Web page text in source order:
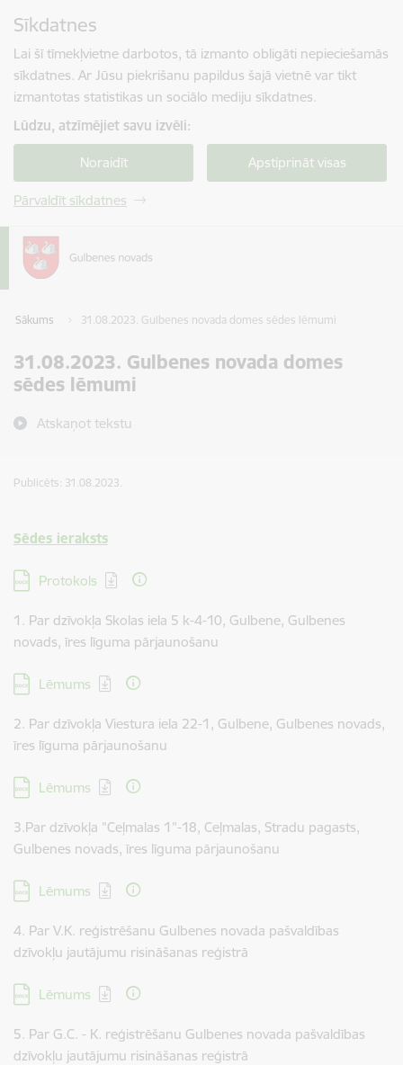
Sīkdatnes
Lai šī tīmekļvietne darbotos, tā izmanto obligāti nepieciešamās
sīkdatnes. Ar Jūsu piekrišanu papildus šajā vietnē var tikt
izmantotas statistikas un sociālo mediju sīkdatnes.
Lūdzu, atzīmējiet savu izvēli:
Noraidīt Apstiprināt visas
Pārvaldīt sīkdatnes
Sākums 31.08.2023. Gulbenes novada domes sēdes lēmumi
31.08.2023. Gulbenes novada domes
sēdes lēmumi
Atskaņot tekstu
Publicēts: 31.08.2023.
Sēdes ieraksts
Lejupielādēt:
Protokols
1. Par dzīvokļa Skolas iela 5 k-4-10, Gulbene, Gulbenes
novads, īres līguma pārjaunošanu
Lejupielādēt:
Lēmums
2. Par dzīvokļa Viestura iela 22-1, Gulbene, Gulbenes novads,
īres līguma pārjaunošanu
Lejupielādēt:
Lēmums
3.Par dzīvokļa ”Ceļmalas 1”-18, Ceļmalas, Stradu pagasts,
Gulbenes novads, īres līguma pārjaunošanu
Lejupielādēt:
Lēmums
4. Par V.K. reģistrēšanu Gulbenes novada pašvaldības
dzīvokļu jautājumu risināšanas reģistrā
Lejupielādēt:
Lēmums
5. Par G.C. - K. reģistrēšanu Gulbenes novada pašvaldības
dzīvokļu jautājumu risināšanas reģistrā